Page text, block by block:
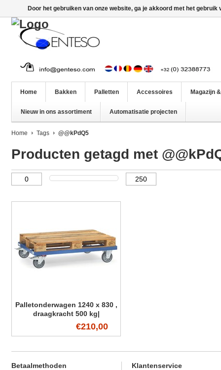
Home Bakken Palletten Accessoires Magazijn
Nieuw in ons assortiment Automatisatie projecten
Home Tags @@kPdQ5
Producten getagd met
Palletonderwagen 1240 x 830 ,
draagkracht 500 kg|
€210,00
Betaalmethoden Klantenservice
Door het gebruiken van onze website, ga je akkoord met het